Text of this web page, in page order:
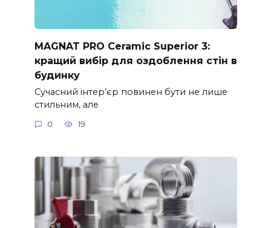
MAGNAT PRO Ceramic Superior 3:
кращий вибір для оздоблення стін в
будинку
Сучасний інтер’єр повинен бути не лише
стильним, але
0 19